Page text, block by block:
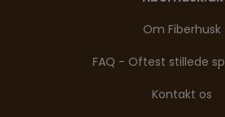
Om Fiberhusk
FAQ - Oftest stillede
Kontakt os